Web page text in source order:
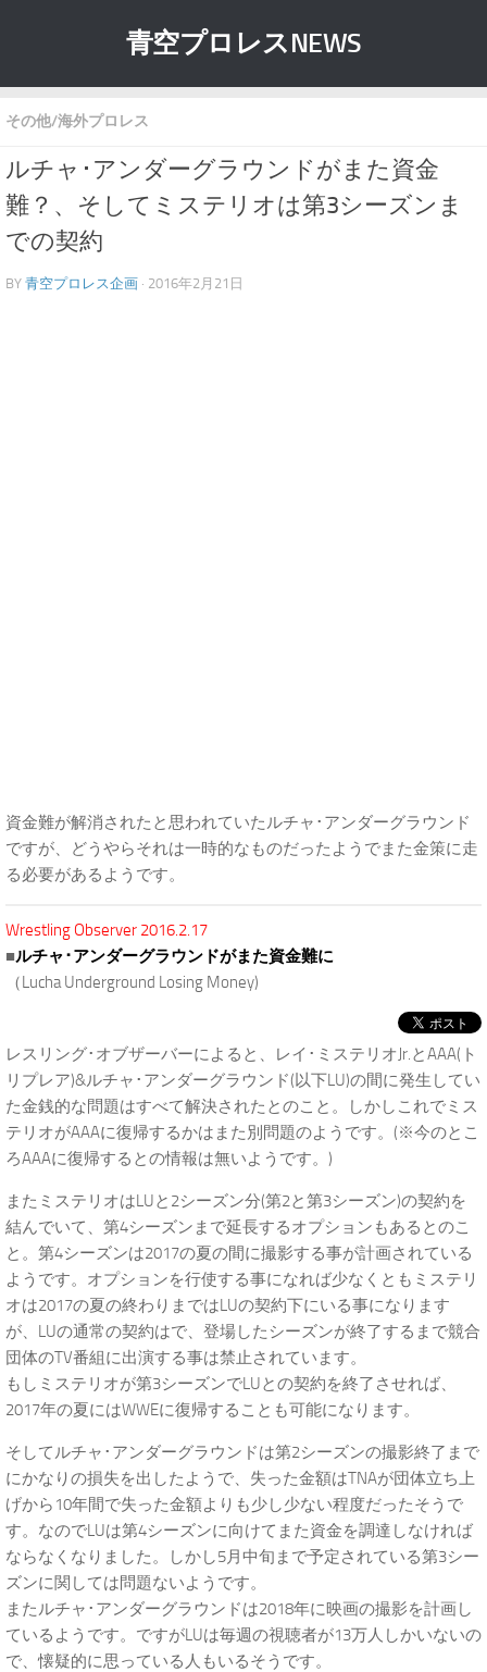
青空プロレスNEWS
その他/海外プロレス
ルチャ･アンダーグラウンドがまた資金
難？、そしてミステリオは第3シーズンま
での契約
BY 青空プロレス企画 · 2016年2月21日
資金難が解消されたと思われていたルチャ･アンダーグラウンド
ですが、どうやらそれは一時的なものだったようでまた金策に走
る必要があるようです。
Wrestling Observer 2016.2.17
■ルチャ･アンダーグラウンドがまた資金難に
（Lucha Underground Losing Money)
レスリング･オブザーバーによると、レイ･ミステリオJr.とAAA(ト
リプレア)&ルチャ･アンダーグラウンド(以下LU)の間に発生してい
た金銭的な問題はすべて解決されたとのこと。しかしこれでミス
テリオがAAAに復帰するかはまた別問題のようです。(※今のとこ
ろAAAに復帰するとの情報は無いようです。)
またミステリオはLUと2シーズン分(第2と第3シーズン)の契約を
結んでいて、第4シーズンまで延長するオプションもあるとのこ
と。第4シーズンは2017の夏の間に撮影する事が計画されている
ようです。オプションを行使する事になれば少なくともミステリ
オは2017の夏の終わりまではLUの契約下にいる事になります
が、LUの通常の契約はで、登場したシーズンが終了するまで競合
団体のTV番組に出演する事は禁止されています。
もしミステリオが第3シーズンでLUとの契約を終了させれば、
2017年の夏にはWWEに復帰することも可能になります。
そしてルチャ･アンダーグラウンドは第2シーズンの撮影終了まで
にかなりの損失を出したようで、失った金額はTNAが団体立ち上
げから10年間で失った金額よりも少し少ない程度だったそうで
す。なのでLUは第4シーズンに向けてまた資金を調達しなければ
ならなくなりました。しかし5月中旬まで予定されている第3シー
ズンに関しては問題ないようです。
またルチャ･アンダーグラウンドは2018年に映画の撮影を計画し
ているようです。ですがLUは毎週の視聴者が13万人しかいないの
で、懐疑的に思っている人もいるそうです。